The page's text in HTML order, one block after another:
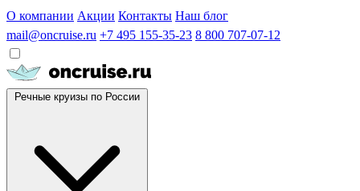
О компании Акции Контакты Наш блог
mail@oncruise.ru +7 495 155-35-23 8 800 707-07-12